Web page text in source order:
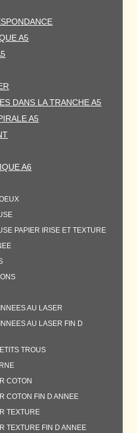
A5
DANS LA TRANCHE A5
A5
A6
PAPIER IRISE ET TEXTURE
AU LASER
AU LASER FIN D
TROUS
COTON
COTON FIN D ANNEE
TEXTURE
TEXTURE FIN D ANNEE